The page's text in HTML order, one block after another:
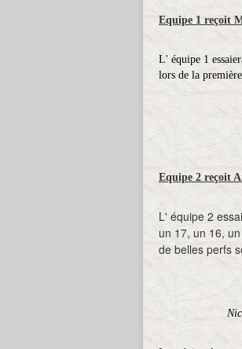
Equipe 1 reçoit
L' équipe 1
lors de la
Equipe 2 reçoit
L' équipe 2
un 17, un 16,
de belles perfs